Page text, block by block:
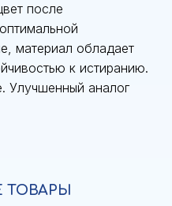
после
материал обладает
к истиранию.
Улучшенный аналог